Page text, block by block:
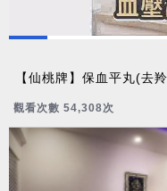
【仙桃牌】保血平丸(去
觀看次數 54,310次